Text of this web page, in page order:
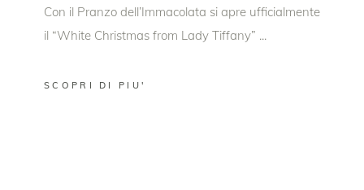
Con il Pranzo dell’Immacolata si apre ufficialmente
il “White Christmas from Lady Tiffany”
SCOPRI DI PIU'